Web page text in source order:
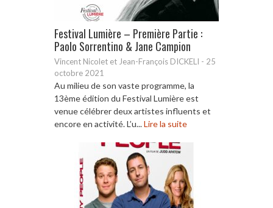
Festival Lumière – Première Partie :
Paolo Sorrentino & Jane Campion
Vincent Nicolet et Jean-François DICKELI - 25
octobre 2021
Au milieu de son vaste programme, la
13ème édition du Festival Lumière est
venue célébrer deux artistes influents et
encore en activité. L’u...Lire la suite